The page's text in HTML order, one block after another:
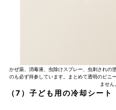
かぜ薬、消毒液、虫除けスプレー、虫刺されの
のも必ず持参しています。まとめて透明のビニ
ません
（7）子ども用の冷却シート